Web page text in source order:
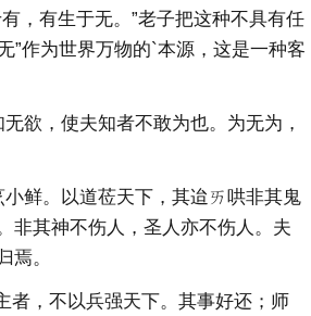
，有生于无。”老子把这种不具有任
”作为世界万物的`本源，这是一种客
，使夫知者不敢为也。为无为，
鲜。以道莅天下，其迨ㄞ哄非其鬼
非其神不伤人，圣人亦不伤人。夫
焉。
，不以兵强天下。其事好还；师